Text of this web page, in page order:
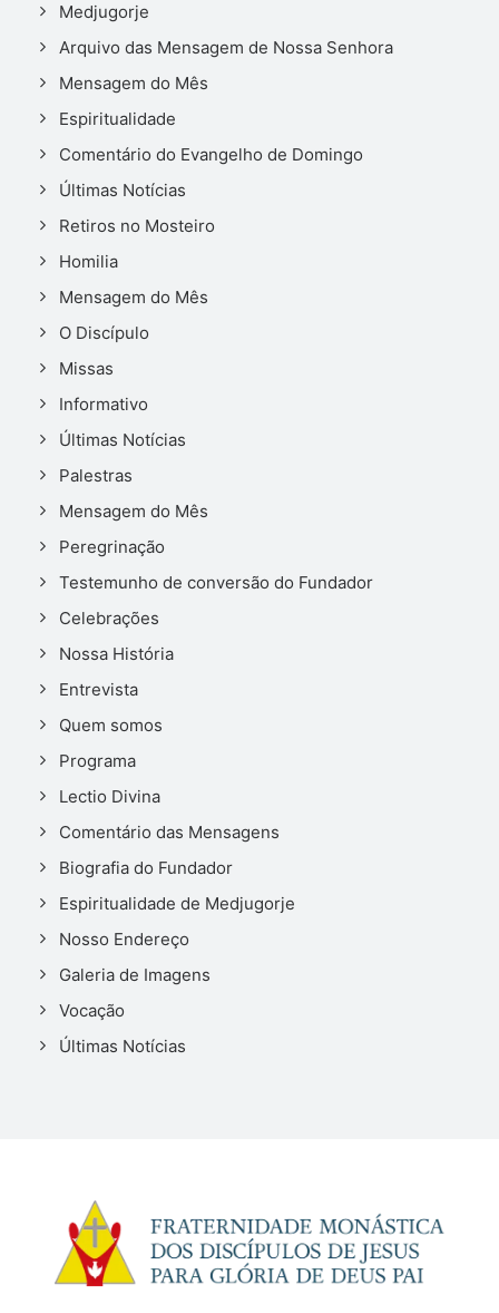
Medjugorje
Arquivo das Mensagem de Nossa Senhora
Mensagem do Mês
Espiritualidade
Comentário do Evangelho de Domingo
Últimas Notícias
Retiros no Mosteiro
Homilia
Mensagem do Mês
O Discípulo
Missas
Informativo
Últimas Notícias
Palestras
Mensagem do Mês
Peregrinação
Testemunho de conversão do Fundador
Celebrações
Nossa História
Entrevista
Quem somos
Programa
Lectio Divina
Comentário das Mensagens
Biografia do Fundador
Espiritualidade de Medjugorje
Nosso Endereço
Galeria de Imagens
Vocação
Últimas Notícias